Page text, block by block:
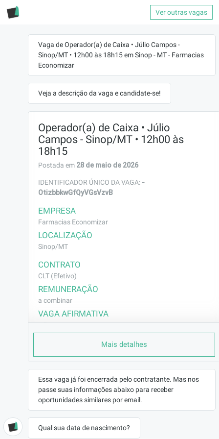
Ver outras vagas
Vaga de Operador(a) de Caixa • Júlio Campos -
Sinop/MT • 12h00 às 18h15 em Sinop - MT - Farmacias
Economizar
Veja a descrição da vaga e candidate-se!
Operador(a) de Caixa • Júlio
Campos - Sinop/MT • 12h00 às
18h15
Postada em 28 de maio de 2026
IDENTIFICADOR ÚNICO DA VAGA: -
OtizbbkwGfQyVGsVzvB
EMPRESA
Farmacias Economizar
LOCALIZAÇÃO
Sinop/MT
CONTRATO
CLT (Efetivo)
REMUNERAÇÃO
a combinar
VAGA AFIRMATIVA
Não
BENEFÍCIOS
🎁 Benefícios da Rede de Farmácias Economizar:
🍽️Vale Alimentação concedido mensalmente conforme
política interna.
🛡️Seguro de vida, garantindo mais segurança e
tranquilidade para você.
🩺Clube: Clínicos Gerais 24h por dia por chat ou vídeo, 2
Mais detalhes
Essa vaga já foi encerrada pelo contratante. Mas nos
passe suas informações abaixo para receber
oportunidades similares por email.
Qual sua data de nascimento?